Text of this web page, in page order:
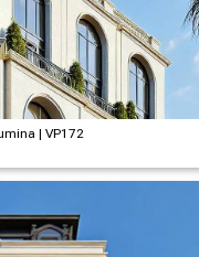
| VP172